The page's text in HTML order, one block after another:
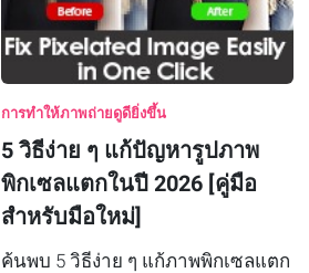
การทำให้ภาพถ่ายดูดียิ่งขึ้น
5 วิธีง่าย ๆ แก้ปัญหารูปภาพ
พิกเซลแตกในปี 2026 [คู่มือ
สำหรับมือใหม่]
ค้นพบ 5 วิธีง่าย ๆ แก้ภาพพิกเซลแตก